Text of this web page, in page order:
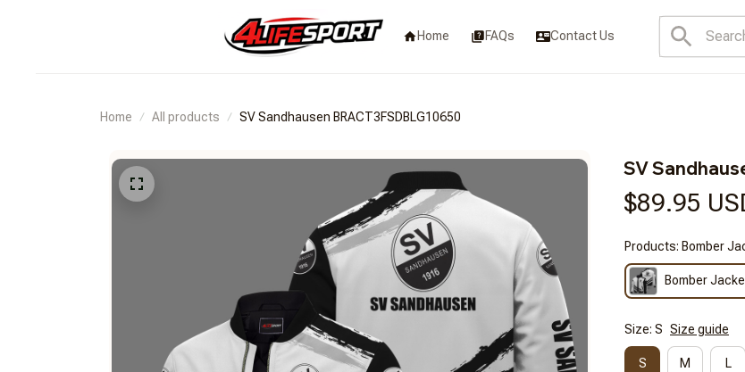
Home FAQs Contact Us
Home All products SV Sandhausen BRACT3FSDBLG10650
SV
$89.95
Products: Bomber
Bomber
Size: S Size guide
S M L